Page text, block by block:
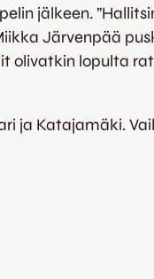
jälkeen.
Järvenpää
olivatkin lopulta
ja Katajamäki.